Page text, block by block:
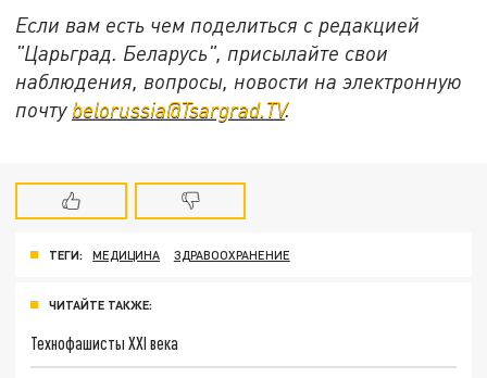
Если вам есть чем поделиться с редакцией
"Царьград. Беларусь", присылайте свои
наблюдения, вопросы, новости на электронную
почту belorussia@Tsargrad.TV.
ТЕГИ: МЕДИЦИНА ЗДРАВООХРАНЕНИЕ
ЧИТАЙТЕ ТАКЖЕ:
Технофашисты XXI века